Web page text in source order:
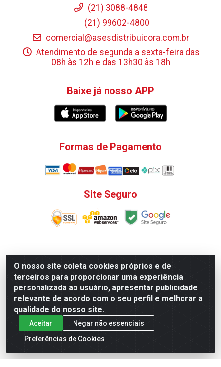
O nosso site coleta cookies próprios e de
terceiros para proporcionar uma experiência
personalizada ao usuário, apresentar publicidade
relevante de acordo com o seu perfil e melhorar a
qualidade do nosso site.
Aceitar
Negar não essenciais
Preferências de Cookies
(21) 3088-4848
(21) 99602-4800
comercial@asesdistribuidora.com.br
Atendimento de segunda a sexta-feira das
08h às 12h e das 13h30 às 18h
Baixe já nosso APP
Formas de Pagamento
Site Seguro
V. C. Ferragens LTDA - Rua do Matoso, 132 - Praça da
Bandeira, Rio de Janeiro/ RJ - CEP 20.270-135 - CNPJ
12.324.723/0001-25
Todas as regras de promoções, descontos, preços e
prazos de pagamento e entrega expostos aqui são
válidos apenas para compras via internet. Preços e
estoque sujeito a alterações sem aviso prévio.